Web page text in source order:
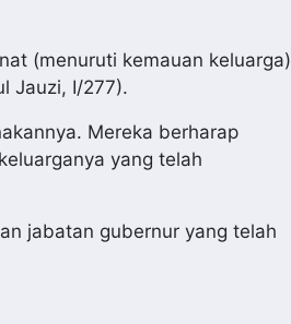
(menuruti kemauan keluarga)
Jauzi, I/277).
Mereka berharap
yang telah
jabatan gubernur yang telah